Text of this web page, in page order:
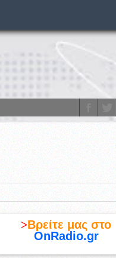
>Βρείτε μας στο
OnRadio.gr